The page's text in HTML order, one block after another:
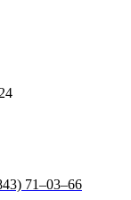
71‒03‒66